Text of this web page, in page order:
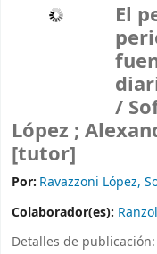
El
/
López ;
[tutor]
Por: Ravazzoni López,
Colaborador(es):
Detalles de publicación: